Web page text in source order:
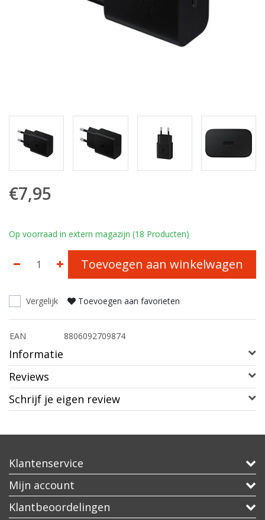
€7,95
Op voorraad in extern magazijn (18 Producten)
Toevoegen aan winkelwagen
Vergelijk Toevoegen aan favorieten
EAN 8806092709874
Informatie
Reviews
Schrijf je eigen review
Klantenservice
Mijn account
Klantbeoordelingen